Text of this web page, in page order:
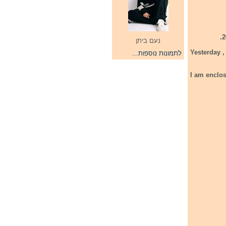
נעם ביתן
לתמונות נוספות...
Yesterday
I am